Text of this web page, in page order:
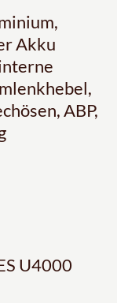
Akku
ABP,
U4000